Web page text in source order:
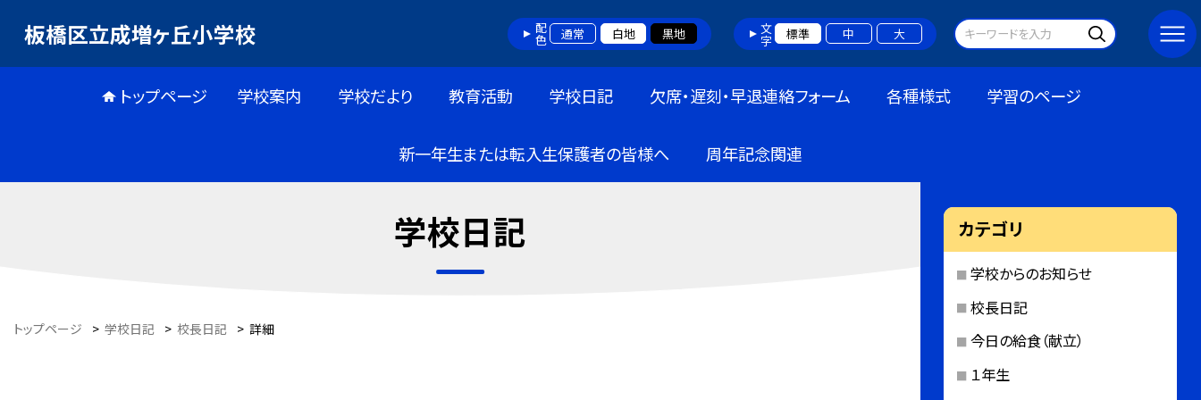
板橋区立成増ヶ丘小学校 配色 通常 白地 黒地 文字 標準 中 大
トップページ 学校案内 学校だより 教育活動 学校日記 欠席・遅刻・早退連絡フォーム 各種様式 学習のページ
新一年生または転入生保護者の皆様へ 周年記念関連
学校日記
トップページ > 学校日記 > 校長日記 > 詳細
カテゴリ
学校からのお知らせ
校長日記
今日の給食（献立）
１年生